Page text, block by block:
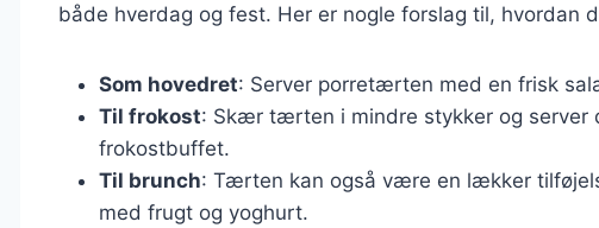
både hverdag og fest. Her er nogle forslag til, hvordan
Som hovedret: Server porretærten med en frisk
Til frokost: Skær tærten i mindre stykker og server
frokostbuffet.
Til brunch: Tærten kan også være en lækker
med frugt og yoghurt.